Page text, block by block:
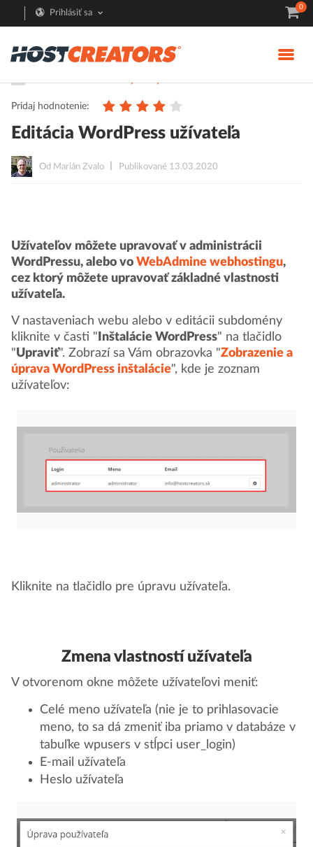
Prihlásiť sa
0
Pridaj hodnotenie:
Editácia WordPress užívateľa
Od Marián Zvalo Publikované 13.03.2020
Užívateľov môžete upravovať v administrácii
WordPressu, alebo vo WebAdmine webhostingu,
cez ktorý môžete upravovať základné vlastnosti
užívateľa.
V nastaveniach webu alebo v editácii subdomény
kliknite v časti " Inštalácie WordPress" na tlačidlo
"Upraviť". Zobrazí sa Vám obrazovka "Zobrazenie a
úprava WordPress inštalácie", kde je zoznam
užívateľov:
Kliknite na tlačidlo pre úpravu užívateľa.
Zmena vlastností užívateľa
V otvorenom okne môžete užívateľovi meniť:
Celé meno užívateľa (nie je to prihlasovacie
meno, to sa dá zmeniť iba priamo v databáze v
tabuľke wpusers v stĺpci user_login)
E-mail užívateľa
Heslo užívateľa